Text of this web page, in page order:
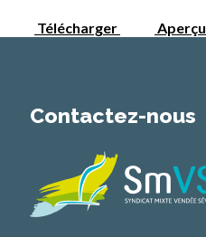
Télécharger Aperçu
Contactez-nous